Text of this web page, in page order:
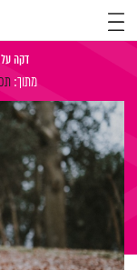
דקה על
מתוך: